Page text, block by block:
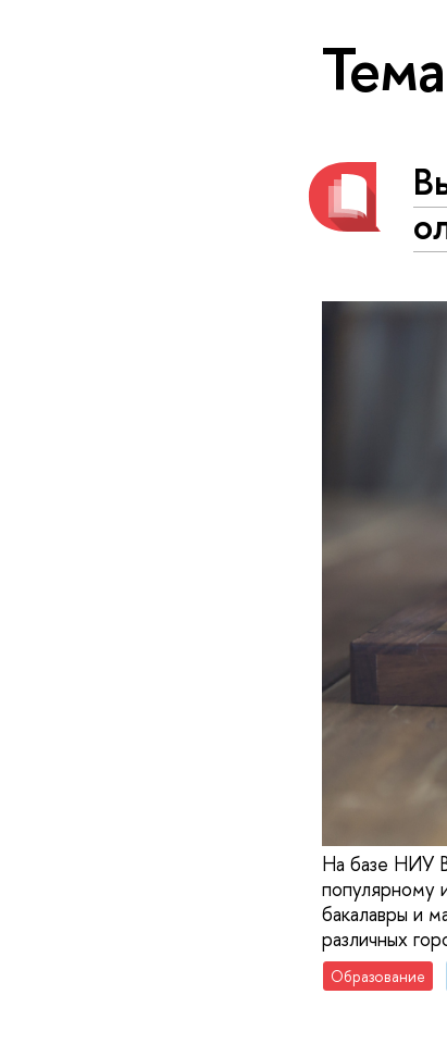
На базе НИУ
популярному
бакалавры и
различных
Образование